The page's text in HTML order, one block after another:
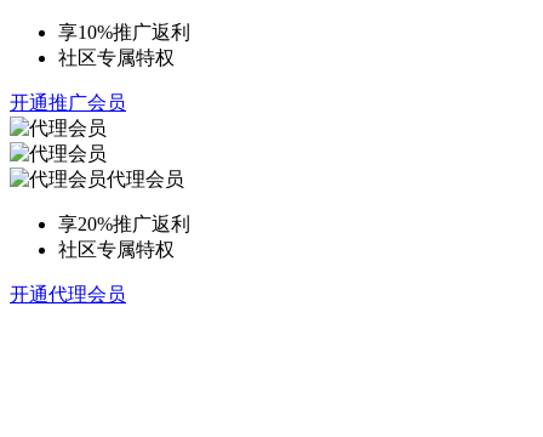
享10%推广返利
社区专属特权
开通推广会员
代理会员
享20%推广返利
社区专属特权
开通代理会员